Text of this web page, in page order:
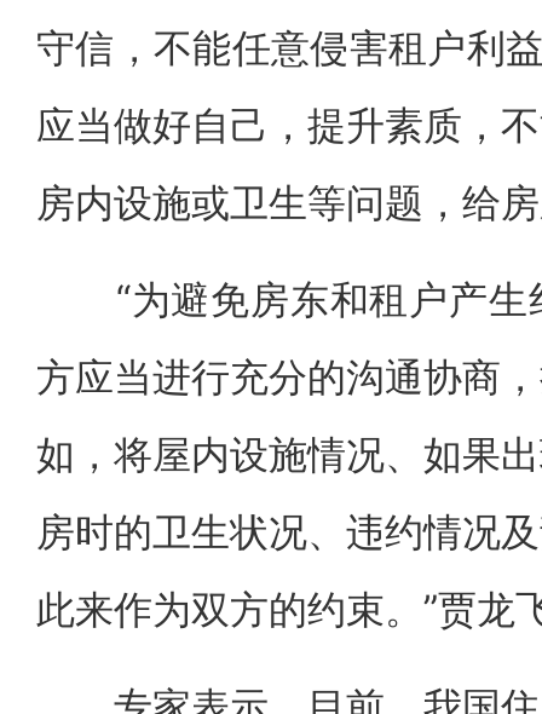
守信，不能任意侵害租户利
应当做好自己，提升素质，
房内设施或卫生等问题，给
“为避免房东和租户产生
方应当进行充分的沟通协商
如，将屋内设施情况、如果
房时的卫生状况、违约情况
此来作为双方的约束。”贾龙